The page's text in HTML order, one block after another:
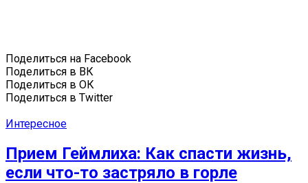
Поделиться на Facebook
Поделиться в ВК
Поделиться в ОК
Поделиться в Twitter
Интересное
Прием Геймлиха: Как спасти жизнь,
если что-то застряло в горле